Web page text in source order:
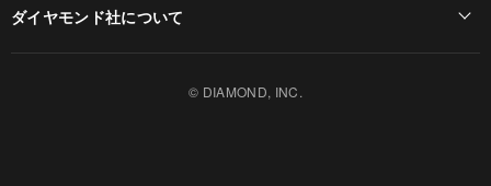
ダイヤモンド社について
© DIAMOND, INC.